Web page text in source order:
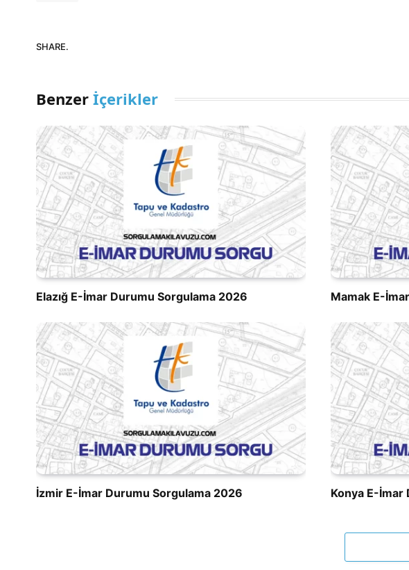
SHARE.
Benzer İçerikler
Elazığ E-İmar Durumu Sorgulama 2026 Mamak E-
İzmir E-İmar Durumu Sorgulama 2026 Konya E-İmar